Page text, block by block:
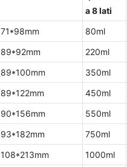
a 8 lati
71*98mm 80ml
89*92mm 220ml
89*100mm 350ml
89*122mm 450ml
90*156mm 550ml
93*182mm 750ml
108*213mm 1000ml